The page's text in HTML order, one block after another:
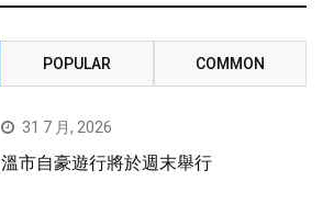
POPULAR COMMON
31 7 月, 2026
溫市自豪遊行將於週末舉行